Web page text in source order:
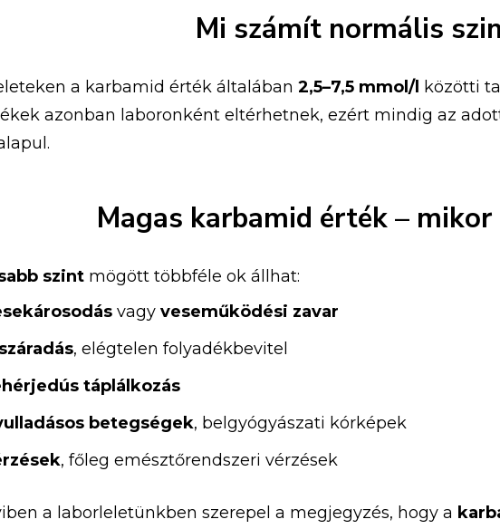
Mi számít normális
a karbamid érték általában 2,5–7,5 mmol/l közötti
azonban laboronként eltérhetnek, ezért mindig az
Magas karbamid érték – mikor
szint mögött többféle ok állhat:
vagy veseműködési zavar
, elégtelen folyadékbevitel
táplálkozás
betegségek, belgyógyászati kórképek
, főleg emésztőrendszeri vérzések
a laborleletünkben szerepel a megjegyzés, hogy a